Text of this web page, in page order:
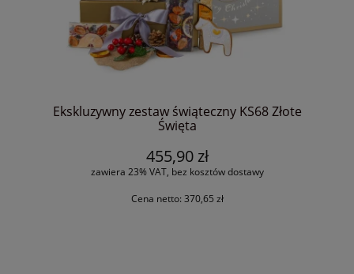
Ekskluzywny zestaw świąteczny KS68 Złote
Święta
455,90 zł
zawiera 23% VAT, bez kosztów dostawy
Cena netto: 370,65 zł